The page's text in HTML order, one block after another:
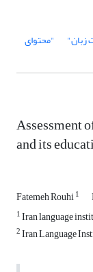
"محتوای
Assessment
and its
Fatemeh Rouhi1
1Iran language
2Iran Language